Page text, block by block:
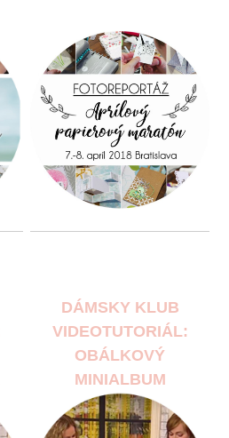
DÁMSKY KLUB
VIDEOTUTORIÁL:
OBÁLKOVÝ
MINIALBUM